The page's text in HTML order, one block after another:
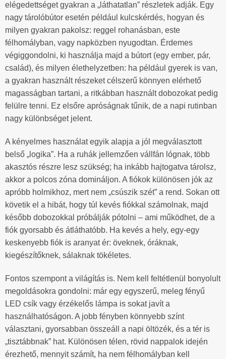
elégedettséget gyakran a „láthatatlan” részletek adják. Egy
nagy tárolóbútor esetén például kulcskérdés, hogyan és
milyen gyakran pakolsz: reggel rohanásban, este
félhomályban, vagy napközben nyugodtan. Érdemes
végiggondolni, ki használja majd a bútort (egy ember, pár,
család), és milyen élethelyzetben: ha például gyerek is van,
a gyakran használt részeket célszerű könnyen elérhető
magasságban tartani, a ritkábban használt dobozokat pedig
felülre tenni. Ez elsőre apróságnak tűnik, de a napi rutinban
nagy különbséget jelent.
A kényelmes használat egyik alapja a jól megválasztott
belső „logika”. Ha a ruhák jellemzően vállfán lógnak, több
akasztós részre lesz szükség; ha inkább hajtogatva tárolsz,
akkor a polcos zóna domináljon. A fiókok különösen jók az
apróbb holmikhoz, mert nem „csúszik szét” a rend. Sokan ott
követik el a hibát, hogy túl kevés fiókkal számolnak, majd
később dobozokkal próbálják pótolni – ami működhet, de a
fiók gyorsabb és átláthatóbb. Ha kevés a hely, egy-egy
keskenyebb fiók is aranyat ér: öveknek, óráknak,
kiegészítőknek, sálaknak tökéletes.
Fontos szempont a világítás is. Nem kell feltétlenül bonyolult
megoldásokra gondolni: már egy egyszerű, meleg fényű
LED csík vagy érzékelős lámpa is sokat javít a
használhatóságon. A jobb fényben könnyebb színt
választani, gyorsabban összeáll a napi öltözék, és a tér is
„tisztábbnak” hat. Különösen télen, rövid nappalok idején
érezhető, mennyit számít, ha nem félhomályban kell